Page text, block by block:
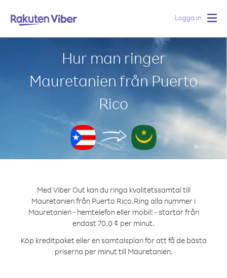
Logga in
Hur man ringer
Mauretanien från Puerto
Rico
Med Viber Out kan du ringa kvalitetssamtal till
Mauretanien från Puerto Rico.Ring alla nummer i
Mauretanien - hemtelefon eller mobil! - startar från
endast 70.0 ¢ per minut.
Köp kreditpaket eller en samtalsplan för att få de bästa
priserna per minut till Mauretanien.